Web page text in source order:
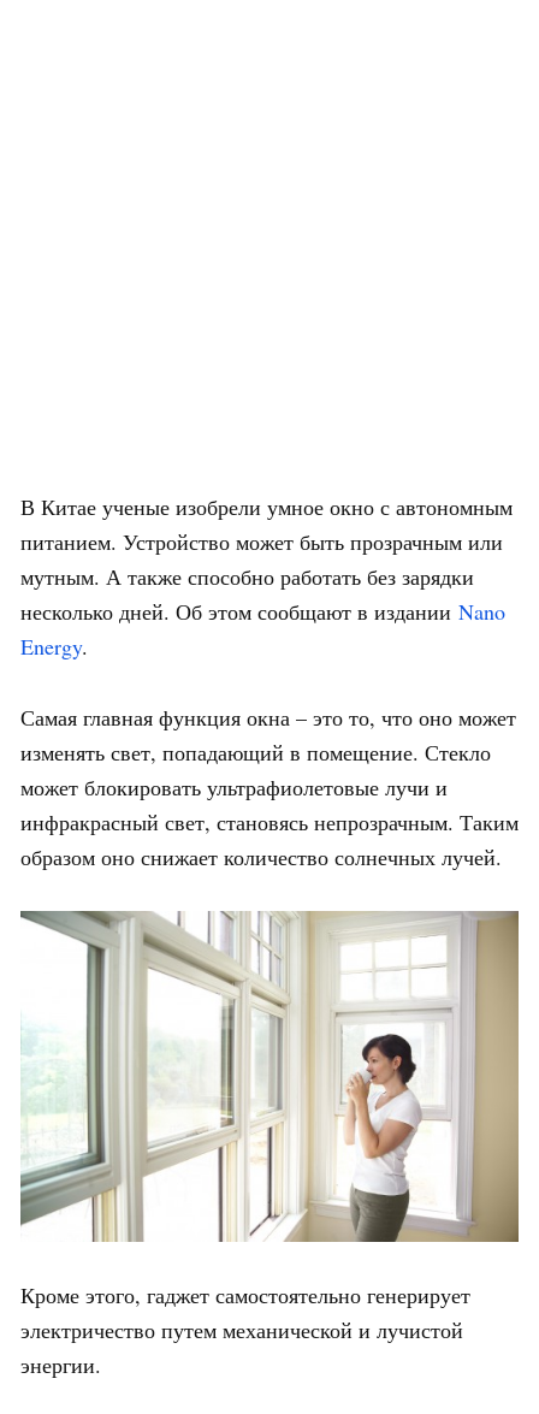
В Китае ученые изобрели умное окно с автономным
питанием. Устройство может быть прозрачным или
мутным. А также способно работать без зарядки
несколько дней. Об этом сообщают в издании Nano
Energy.
Самая главная функция окна – это то, что оно может
изменять свет, попадающий в помещение. Стекло
может блокировать ультрафиолетовые лучи и
инфракрасный свет, становясь непрозрачным. Таким
образом оно снижает количество солнечных лучей.
Кроме этого, гаджет самостоятельно генерирует
электричество путем механической и лучистой
энергии.